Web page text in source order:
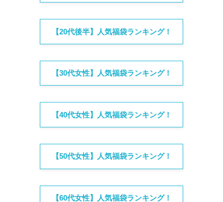
【20代後半】人気福袋ランキング！
【30代女性】人気福袋ランキング！
【40代女性】人気福袋ランキング！
【50代女性】人気福袋ランキング！
【60代女性】人気福袋ランキング！